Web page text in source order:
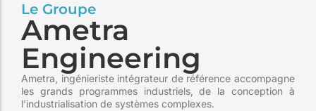
Le Groupe
Ametra
Engineering
Ametra, ingénieriste intégrateur de référence accompagne
les grands programmes industriels, de la conception à
l’industrialisation de systèmes complexes.